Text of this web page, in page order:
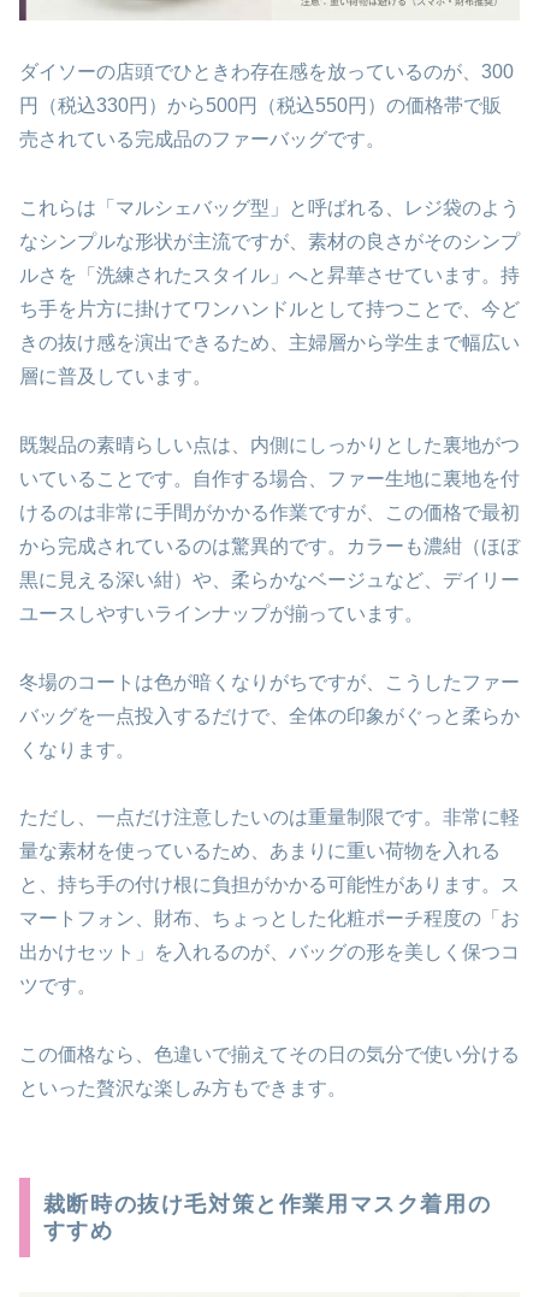
ダイソーの店頭でひときわ存在感を放っているのが、300
円（税込330円）から500円（税込550円）の価格帯で販
売されている完成品のファーバッグです。
これらは「マルシェバッグ型」と呼ばれる、レジ袋のよう
なシンプルな形状が主流ですが、素材の良さがそのシンプ
ルさを「洗練されたスタイル」へと昇華させています。持
ち手を片方に掛けてワンハンドルとして持つことで、今ど
きの抜け感を演出できるため、主婦層から学生まで幅広い
層に普及しています。
既製品の素晴らしい点は、内側にしっかりとした裏地がつ
いていることです。自作する場合、ファー生地に裏地を付
けるのは非常に手間がかかる作業ですが、この価格で最初
から完成されているのは驚異的です。カラーも濃紺（ほぼ
黒に見える深い紺）や、柔らかなベージュなど、デイリー
ユースしやすいラインナップが揃っています。
冬場のコートは色が暗くなりがちですが、こうしたファー
バッグを一点投入するだけで、全体の印象がぐっと柔らか
くなります。
ただし、一点だけ注意したいのは重量制限です。非常に軽
量な素材を使っているため、あまりに重い荷物を入れる
と、持ち手の付け根に負担がかかる可能性があります。ス
マートフォン、財布、ちょっとした化粧ポーチ程度の「お
出かけセット」を入れるのが、バッグの形を美しく保つコ
ツです。
この価格なら、色違いで揃えてその日の気分で使い分ける
といった贅沢な楽しみ方もできます。
裁断時の抜け毛対策と作業用マスク着用の
すすめ